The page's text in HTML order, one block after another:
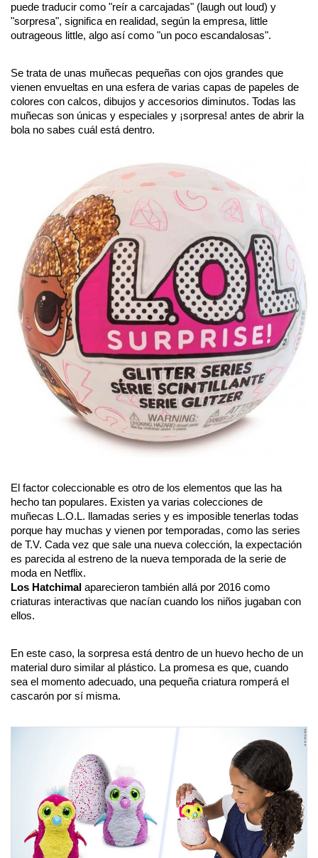
puede traducir como "reír a carcajadas" (laugh out loud) y
"sorpresa", significa en realidad, según la empresa, little
outrageous little, algo así como "un poco escandalosas".
Se trata de unas muñecas pequeñas con ojos grandes que
vienen envueltas en una esfera de varias capas de papeles de
colores con calcos, dibujos y accesorios diminutos. Todas las
muñecas son únicas y especiales y ¡sorpresa! antes de abrir la
bola no sabes cuál está dentro.
El factor coleccionable es otro de los elementos que las ha
hecho tan populares. Existen ya varias colecciones de
muñecas L.O.L. llamadas series y es imposible tenerlas todas
porque hay muchas y vienen por temporadas, como las series
de T.V. Cada vez que sale una nueva colección, la expectación
es parecida al estreno de la nueva temporada de la serie de
moda en Netflix.
Los Hatchimal aparecieron también allá por 2016 como
criaturas interactivas que nacían cuando los niños jugaban con
ellos.
En este caso, la sorpresa está dentro de un huevo hecho de un
material duro similar al plástico. La promesa es que, cuando
sea el momento adecuado, una pequeña criatura romperá el
cascarón por sí misma.